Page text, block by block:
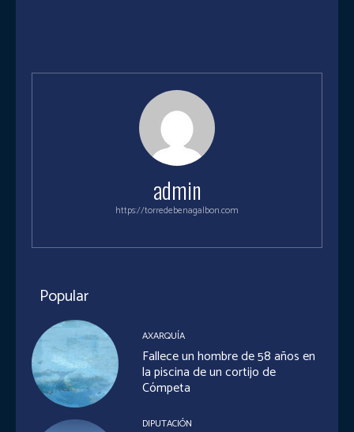
admin
https://torredebenagalbon.com
Popular
AXARQUÍA
Fallece un hombre de 58 años en
la piscina de un cortijo de
Cómpeta
DIPUTACIÓN